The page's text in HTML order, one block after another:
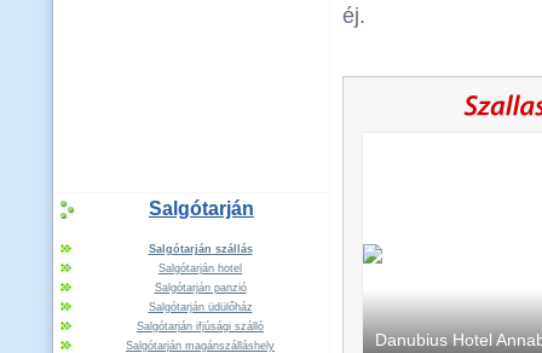
Salgótarján
Salgótarján szállás
Salgótarján hotel
Salgótarján panzió
Salgótarján üdülőház
Salgótarján ifjúsági szálló
Salgótarján magánszálláshely
éj.